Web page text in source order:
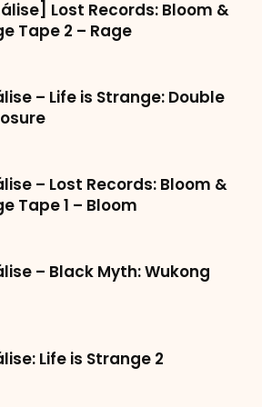
Lost Records: Bloom &
Tape 2 – Rage
– Life is Strange: Double
– Lost Records: Bloom &
Tape 1 – Bloom
– Black Myth: Wukong
Life is Strange 2